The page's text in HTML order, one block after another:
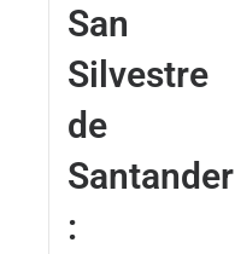
San
Silvestre
de
Santander
: